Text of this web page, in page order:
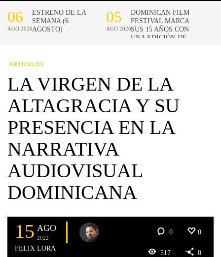
ARTICULOS
LA VIRGEN DE LA
ALTAGRACIA Y SU
PRESENCIA EN LA
NARRATIVA
AUDIOVISUAL
DOMINICANA
15 AGO
2022
FELIX LORA
0 0
517 0